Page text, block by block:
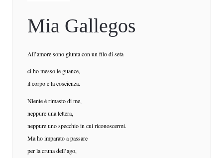
Mia Gallegos
All’amore sono giunta con un filo di seta
ci ho messo le guance,
il corpo e la coscienza.
Niente è rimasto di me,
neppure una lettera,
neppure uno specchio in cui riconoscermi.
Ma ho imparato a passare
per la cruna dell’ago,